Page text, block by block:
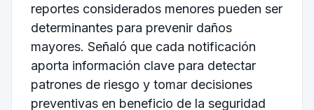
reportes considerados menores pueden ser
determinantes para prevenir daños
mayores. Señaló que cada notificación
aporta información clave para detectar
patrones de riesgo y tomar decisiones
preventivas en beneficio de la seguridad